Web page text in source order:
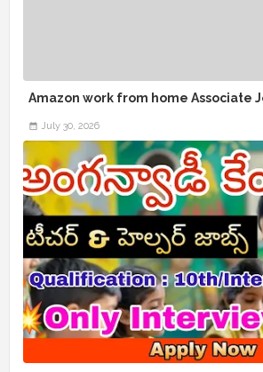
Amazon work from home Associate
July 30, 2026